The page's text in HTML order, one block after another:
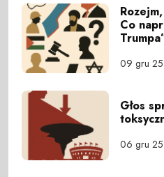
Co
09 gru 25
Głos
06 gru 25